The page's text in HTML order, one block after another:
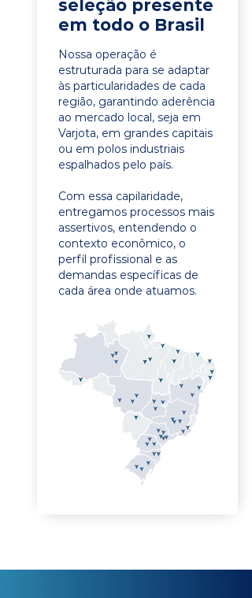
seleção presente
em todo o Brasil
Nossa operação é
estruturada para se adaptar
às particularidades de cada
região, garantindo aderência
ao mercado local, seja em
Varjota, em grandes capitais
ou em polos industriais
espalhados pelo país.
Com essa capilaridade,
entregamos processos mais
assertivos, entendendo o
contexto econômico, o
perfil profissional e as
demandas específicas de
cada área onde atuamos.